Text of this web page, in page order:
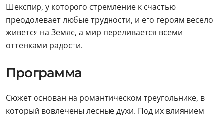
Шекспир, у которого стремление к счастью
преодолевает любые трудности, и его героям весело
живется на Земле, а мир переливается всеми
оттенками радости.
Программа
Сюжет основан на романтическом треугольнике, в
который вовлечены лесные духи. Под их влиянием